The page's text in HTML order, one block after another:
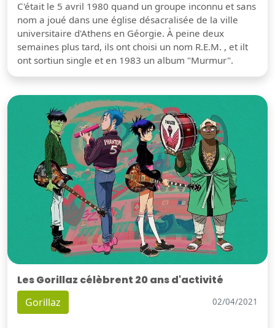
C'était le 5 avril 1980 quand un groupe inconnu et sans
nom a joué dans une église désacralisée de la ville
universitaire d'Athens en Géorgie. À peine deux
semaines plus tard, ils ont choisi un nom R.E.M. , et ilt
ont sortiun single et en 1983 un album "Murmur".
Les Gorillaz célèbrent 20 ans d'activité
Gorillaz 02/04/2021